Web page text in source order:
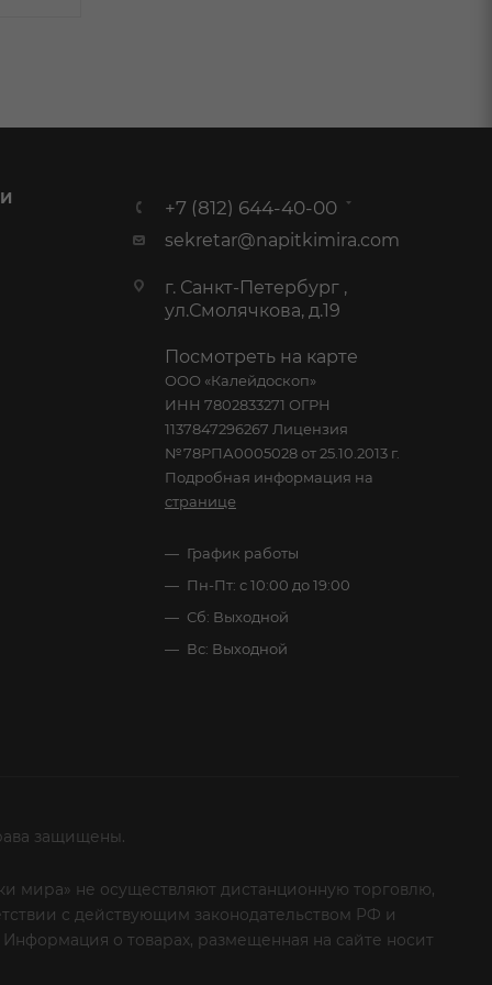
+7 (812) 644-40-00
sekretar@napitkimira.com
г. Санкт-Петербург ,
ул.Смолячкова, д.19
Посмотреть на карте
ООО «Калейдоскоп»
ИНН 7802833271 ОГРН
1137847296267 Лицензия
№78РПА0005028 от 25.10.2013 г.
Подробная информация на
странице
График работы
Пн-Пт: с 10:00 до 19:00
Сб: Выходной
Вс: Выходной
защищены.
мира» не осуществляют дистанционную торговлю,
с действующим законодательством РФ и
о товарах, размещенная на сайте носит